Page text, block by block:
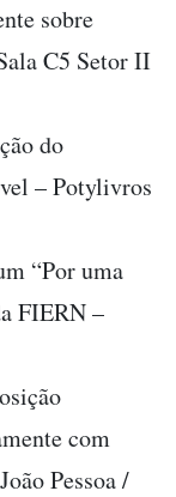
sobre
C5 Setor II
do
– Potylivros
“Por uma
FIERN –
com
Pessoa /